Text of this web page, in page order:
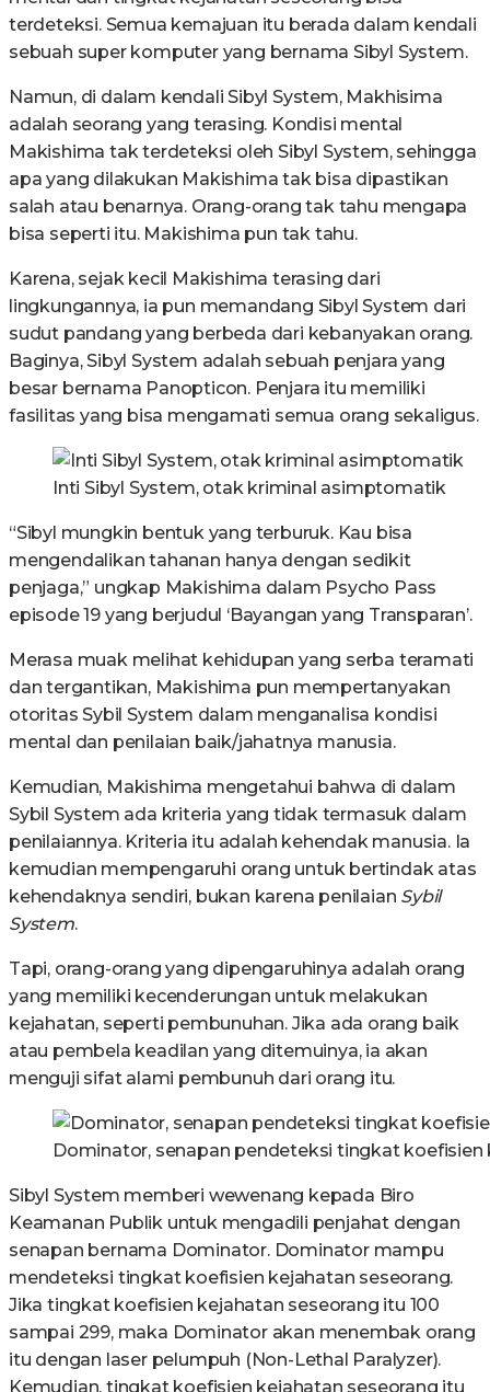
terdeteksi. Semua kemajuan itu berada dalam kendali
sebuah super komputer yang bernama Sibyl System.
Namun, di dalam kendali Sibyl System, Makhisima
adalah seorang yang terasing. Kondisi mental
Makishima tak terdeteksi oleh Sibyl System, sehingga
apa yang dilakukan Makishima tak bisa dipastikan
salah atau benarnya. Orang-orang tak tahu mengapa
bisa seperti itu. Makishima pun tak tahu.
Karena, sejak kecil Makishima terasing dari
lingkungannya, ia pun memandang Sibyl System dari
sudut pandang yang berbeda dari kebanyakan orang.
Baginya, Sibyl System adalah sebuah penjara yang
besar bernama Panopticon. Penjara itu memiliki
fasilitas yang bisa mengamati semua orang sekaligus.
Inti Sibyl System, otak kriminal asimptomatik
“Sibyl mungkin bentuk yang terburuk. Kau bisa
mengendalikan tahanan hanya dengan sedikit
penjaga,” ungkap Makishima dalam Psycho Pass
episode 19 yang berjudul ‘Bayangan yang Transparan’.
Merasa muak melihat kehidupan yang serba teramati
dan tergantikan, Makishima pun mempertanyakan
otoritas Sybil System dalam menganalisa kondisi
mental dan penilaian baik/jahatnya manusia.
Kemudian, Makishima mengetahui bahwa di dalam
Sybil System ada kriteria yang tidak termasuk dalam
penilaiannya. Kriteria itu adalah kehendak manusia. Ia
kemudian mempengaruhi orang untuk bertindak atas
kehendaknya sendiri, bukan karena penilaian Sybil
System.
Tapi, orang-orang yang dipengaruhinya adalah orang
yang memiliki kecenderungan untuk melakukan
kejahatan, seperti pembunuhan. Jika ada orang baik
atau pembela keadilan yang ditemuinya, ia akan
menguji sifat alami pembunuh dari orang itu.
Dominator, senapan pendeteksi tingkat
Sibyl System memberi wewenang kepada Biro
Keamanan Publik untuk mengadili penjahat dengan
senapan bernama Dominator. Dominator mampu
mendeteksi tingkat koefisien kejahatan seseorang.
Jika tingkat koefisien kejahatan seseorang itu 100
sampai 299, maka Dominator akan menembak orang
itu dengan laser pelumpuh (Non-Lethal Paralyzer).
Kemudian, tingkat koefisien kejahatan seseorang itu